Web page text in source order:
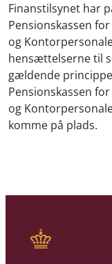
Finanstilsynet har
Pensionskassen
og
hensættelserne til
gældende
Pensionskassen
og
komme på plads.